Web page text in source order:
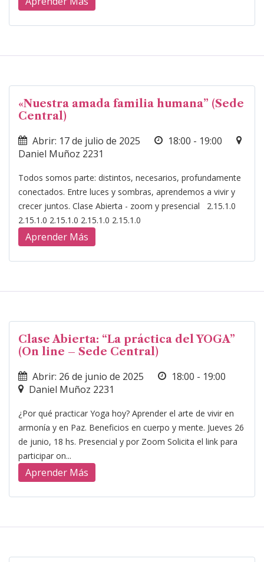
«Nuestra amada familia humana” (Sede
Central)
Abrir: 17 de julio de 2025
18:00 - 19:00
Daniel Muñoz 2231
Todos somos parte: distintos, necesarios, profundamente
conectados. Entre luces y sombras, aprendemos a vivir y
crecer juntos. Clase Abierta - zoom y presencial 2.15.1.0
2.15.1.0 2.15.1.0 2.15.1.0 2.15.1.0
Aprender Más
Clase Abierta: “La práctica del YOGA”
(On line – Sede Central)
Abrir: 26 de junio de 2025
18:00 - 19:00
Daniel Muñoz 2231
¿Por qué practicar Yoga hoy? Aprender el arte de vivir en
armonía y en Paz. Beneficios en cuerpo y mente. Jueves 26
de junio, 18 hs. Presencial y por Zoom Solicita el link para
participar on...
Aprender Más